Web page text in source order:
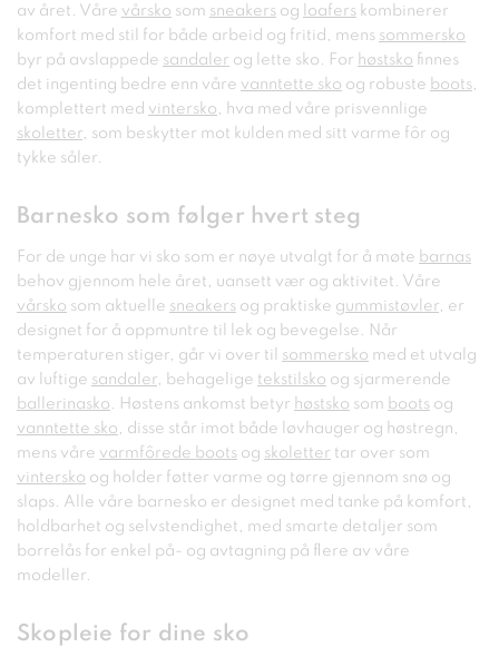
av året. Våre vårsko som sneakers og loafers kombinerer
komfort med stil for både arbeid og fritid, mens sommersko
byr på avslappede sandaler og lette sko. For høstsko finnes
det ingenting bedre enn våre vanntette sko og robuste boots,
komplettert med vintersko , hva med våre prisvennlige
skoletter, som beskytter mot kulden med sitt varme fôr og
tykke såler.
Barnesko som følger hvert steg
For de unge har vi sko som er nøye utvalgt for å møte barnas
behov gjennom hele året, uansett vær og aktivitet. Våre
vårsko som aktuelle sneakers og praktiske gummistøvler, er
designet for å oppmuntre til lek og bevegelse. Når
temperaturen stiger, går vi over til sommersko med et utvalg
av luftige sandaler, behagelige tekstilsko og sjarmerende
ballerinasko . Høstens ankomst betyr høstsko som boots og
vanntette sko , disse står imot både løvhauger og høstregn,
mens våre varmfôrede boots og skoletter tar over som
vintersko og holder føtter varme og tørre gjennom snø og
slaps. Alle våre barnesko er designet med tanke på komfort,
holdbarhet og selvstendighet, med smarte detaljer som
borrelås for enkel på- og avtagning på flere av våre
modeller.
Skopleie for dine sko